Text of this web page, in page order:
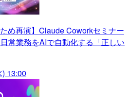
め再演】Claude Coworkセミナー
常業務をAIで自動化する「正しい
13:00